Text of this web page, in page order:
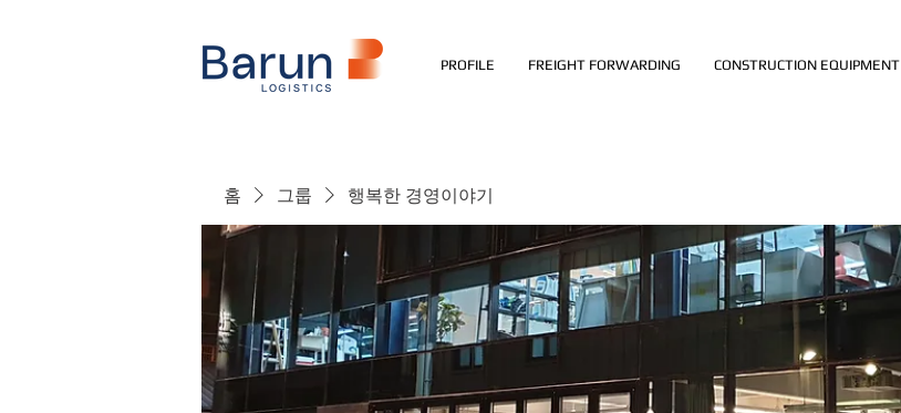
PROFILE FREIGHT FORWARDING CONSTRUCTION EQUIPMENT
홈 그룹 행복한 경영이야기